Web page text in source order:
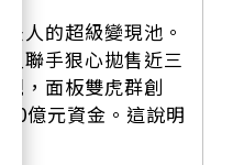
人的超級變現池。
聯手狠心拋售近三
，面板雙虎群創
億元資金。這說明